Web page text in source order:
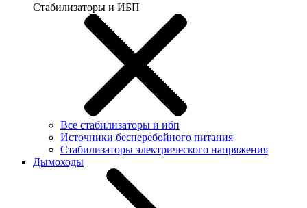
Стабилизаторы и ИБП
Все стабилизаторы и ибп
Источники бесперебойного питания
Стабилизаторы электрического напряжения
Дымоходы